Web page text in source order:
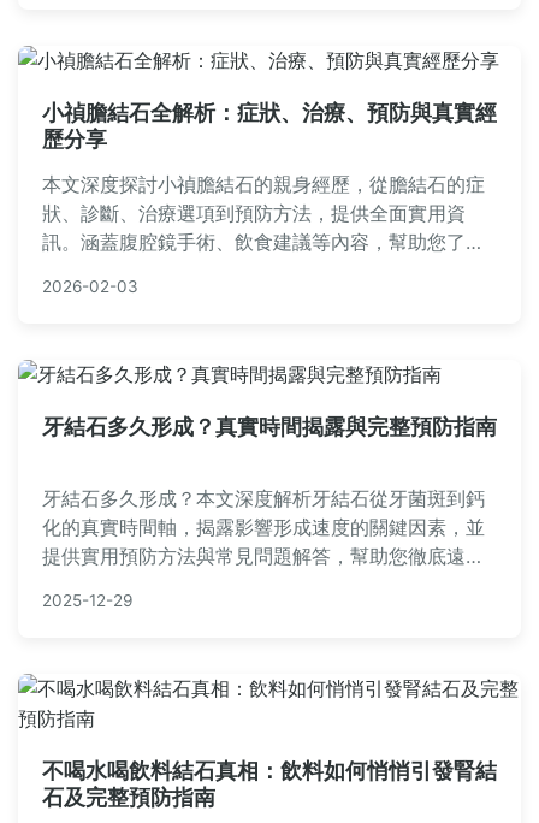
小禎膽結石全解析：症狀、治療、預防與真實經
歷分享
本文深度探討小禎膽結石的親身經歷，從膽結石的症
狀、診斷、治療選項到預防方法，提供全面實用資
訊。涵蓋腹腔鏡手術、飲食建議等內容，幫助您了解
2026-02-03
牙結石多久形成？真實時間揭露與完整預防指南
牙結石多久形成？本文深度解析牙結石從牙菌斑到鈣
化的真實時間軸，揭露影響形成速度的關鍵因素，並
提供實用預防方法與常見問題解答，幫助您徹底遠離
2025-12-29
不喝水喝飲料結石真相：飲料如何悄悄引發腎結
石及完整預防指南